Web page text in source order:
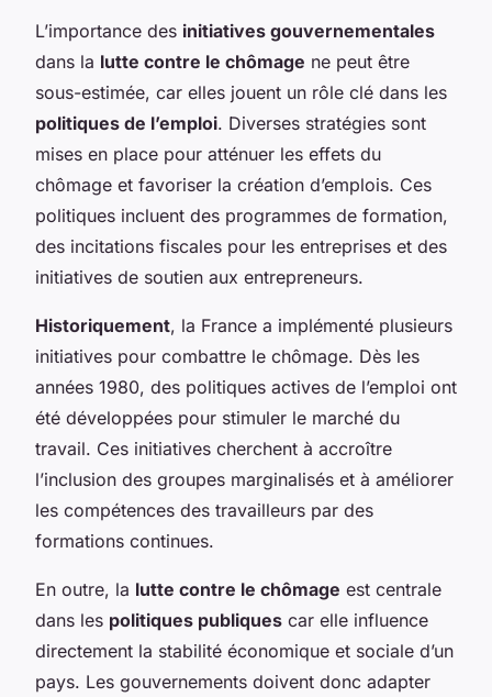
L’importance des initiatives gouvernementales
dans la lutte contre le chômage ne peut être
sous-estimée, car elles jouent un rôle clé dans les
politiques de l’emploi. Diverses stratégies sont
mises en place pour atténuer les effets du
chômage et favoriser la création d’emplois. Ces
politiques incluent des programmes de formation,
des incitations fiscales pour les entreprises et des
initiatives de soutien aux entrepreneurs.
Historiquement, la France a implémenté plusieurs
initiatives pour combattre le chômage. Dès les
années 1980, des politiques actives de l’emploi ont
été développées pour stimuler le marché du
travail. Ces initiatives cherchent à accroître
l’inclusion des groupes marginalisés et à améliorer
les compétences des travailleurs par des
formations continues.
En outre, la lutte contre le chômage est centrale
dans les politiques publiques car elle influence
directement la stabilité économique et sociale d’un
pays. Les gouvernements doivent donc adapter